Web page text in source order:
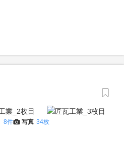
8件 写真 34枚